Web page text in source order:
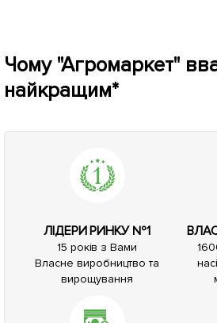
Чому "Агромаркет"
найкращим*
ЛІДЕРИ РИНКУ №1
15 років з Вами
Власне виробництво та
вирощування